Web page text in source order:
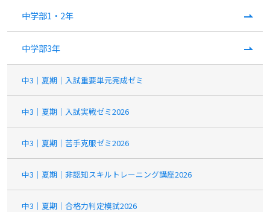
中学部1・2年
中学部3年
中3｜夏期｜入試重要単元完成ゼミ
中3｜夏期｜入試実戦ゼミ2026
中3｜夏期｜苦手克服ゼミ2026
中3｜夏期｜非認知スキルトレーニング講座2026
中3｜夏期｜合格力判定模試2026